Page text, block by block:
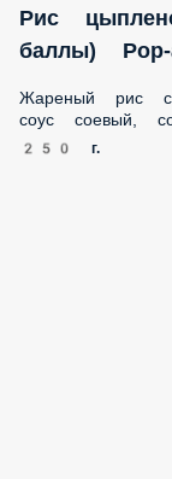
Жареный рис с
соевый, соус
349 ₽